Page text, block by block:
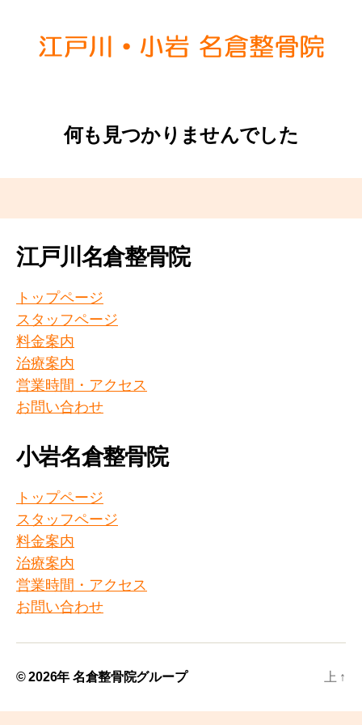
骨
院
ル
プ
何も見つかりませんでした
江戸川名倉整骨院
トップページ
スタッフページ
料金案内
治療案内
営業時間・アクセス
お問い合わせ
小岩名倉整骨院
トップページ
スタッフページ
料金案内
治療案内
営業時間・アクセス
お問い合わせ
© 2026年 名倉整骨院グループ 上 ↑